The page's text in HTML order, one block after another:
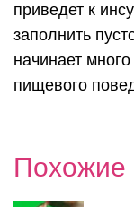
приведет к
заполнить
начинает
пищевого
Похожие